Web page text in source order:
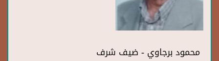
محمود برجاوي - ضيف شرف